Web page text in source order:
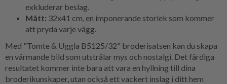
exkluderar beslag.
Mått: 32x41 cm, en imponerande storlek som kommer
att pryda varje vägg.
Med "Tomte & Uggla B5125/32" broderisatsen kan du skapa
en värmande bild som utstrålar mys och nostalgi. Det färdiga
resultatet kommer inte bara att vara en hyllning till dina
broderikunskaper, utan också ett vackert inslag i ditt hem